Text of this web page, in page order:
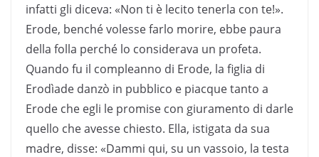
infatti gli diceva: «Non ti è lecito tenerla con te!».
Erode, benché volesse farlo morire, ebbe paura
della folla perché lo considerava un profeta.
Quando fu il compleanno di Erode, la figlia di
Erodìade danzò in pubblico e piacque tanto a
Erode che egli le promise con giuramento di darle
quello che avesse chiesto. Ella, istigata da sua
madre, disse: «Dammi qui, su un vassoio, la testa